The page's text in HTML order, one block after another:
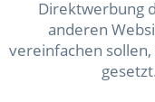
Direktwerbung
anderen
vereinfachen